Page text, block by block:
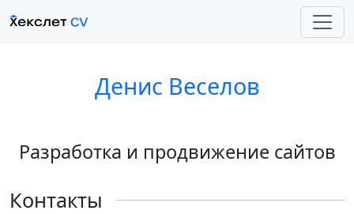
Денис Веселов
Разработка и продвижение сайтов
Контакты